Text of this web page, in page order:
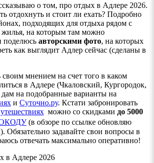
о том, про отдых в Адлере 2026.
отдохнуть и стоит ли ехать? Подробно
подходящих для отдыха рядом с
жилья, на которым там можно
поделюсь авторскими фото, на которых
как выглядит Адлер сейчас (сделаны в
мнением на счет того в каком
в Адлере (Чкаловский, Кургородок,
на подобранные варианты на
и Суточно.ру. Кстати забронировать
можно со скидками до 5000
(в обзоре по ссылке обновляю
Обязательно задавайте свои вопросы в
отвечать максимально оперативно!